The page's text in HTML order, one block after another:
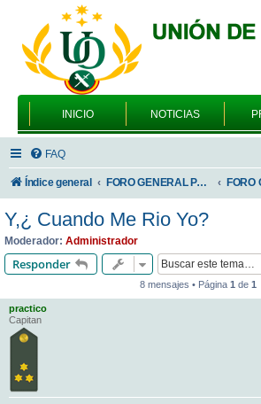
INICIO NOTICIAS
FAQ
Índice general FORO GENERAL PARA TODOS LOS USUARIOS
Y,¿ Cuando Me Rio Yo?
Moderador: Administrador
Responder
8 mensajes • Página 1 de 1
practico
Capitan